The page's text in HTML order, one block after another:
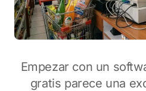
Empezar con un
gratis parece una